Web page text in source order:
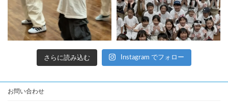
さらに読み込む Instagram でフォロー
お問い合わせ